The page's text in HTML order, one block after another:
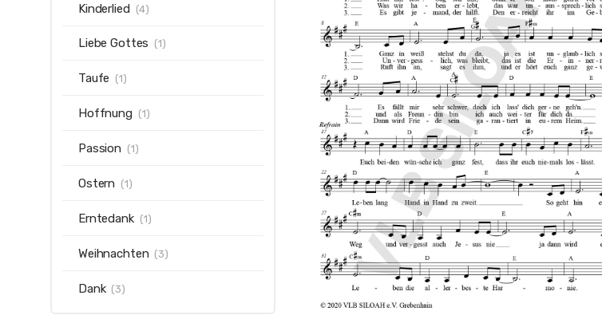
Kinderlied (4)
Liebe Gottes (1)
Taufe (1)
Hoffnung (1)
Passion (1)
Ostern (1)
Erntedank (1)
Weihnachten (3)
Dank (3)